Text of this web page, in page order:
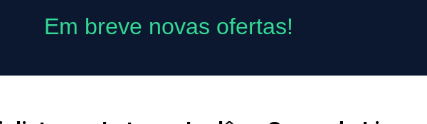
Em breve novas ofertas!